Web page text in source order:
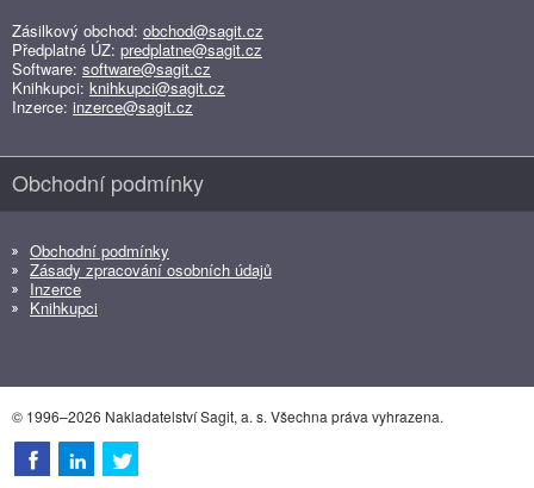
Zásilkový obchod: obchod@sagit.cz
Předplatné ÚZ: predplatne@sagit.cz
Software: software@sagit.cz
Knihkupci: knihkupci@sagit.cz
Inzerce: inzerce@sagit.cz
Obchodní podmínky
Obchodní podmínky
Zásady zpracování osobních údajů
Inzerce
Knihkupci
© 1996–2026 Nakladatelství Sagit, a. s. Všechna práva vyhrazena.